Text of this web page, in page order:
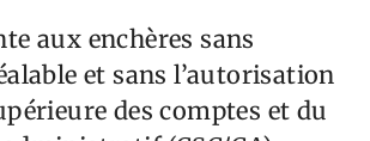
aux enchères sans
et sans l’autorisation
des comptes et du